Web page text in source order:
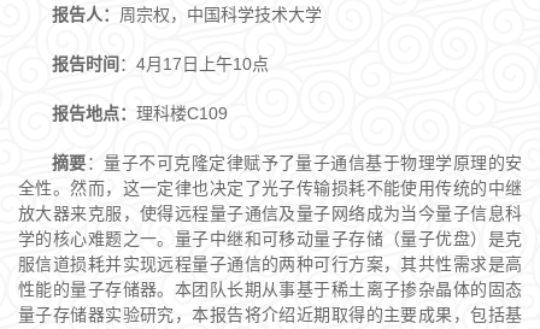
报告人： 周宗权，中国科学技术大学
报告时间 ：4月17日上午10点
报告地点： 理科楼C109
摘要：量子不可克隆定律赋予了量子通信基于物理学原理的安
全性。然而，这一定律也决定了光子传输损耗不能使用传统的中继
放大器来克服，使得远程量子通信及量子网络成为当今量子信息科
学的核心难题之一。量子中继和可移动量子存储（量子优盘）是克
服信道损耗并实现远程量子通信的两种可行方案，其共性需求是高
性能的量子存储器。本团队长期从事基于稀土离子掺杂晶体的固态
量子存储器实验研究，本报告将介绍近期取得的主要成果，包括基